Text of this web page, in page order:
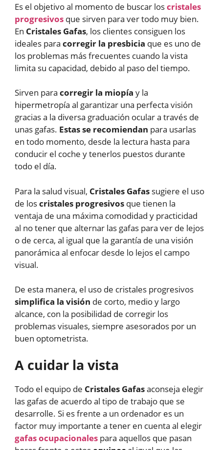
Es el objetivo al momento de buscar loscristales
progresivos que sirven para ver todo muy bien.
En Cristales Gafas, los clientes consiguen los
ideales para corregir la presbicia que es uno de
los problemas más frecuentes cuando la vista
limita su capacidad, debido al paso del tiempo.
Sirven para corregir la miopía y la
hipermetropía al garantizar una perfecta visión
gracias a la diversa graduación ocular a través de
unas gafas. Estas se recomiendan para usarlas
en todo momento, desde la lectura hasta para
conducir el coche y tenerlos puestos durante
todo el día.
Para la salud visual, Cristales Gafas sugiere el uso
de loscristales progresivos que tienen la
ventaja de una máxima comodidad y practicidad
al no tener que alternar las gafas para ver de lejos
o de cerca, al igual que la garantía de una visión
panorámica al enfocar desde lo lejos el campo
visual.
De esta manera, el uso de cristales progresivos
simplifica la visión de corto, medio y largo
alcance, con la posibilidad de corregir los
problemas visuales, siempre asesorados por un
buen optometrista.
A cuidar la vista
Todo el equipo de Cristales Gafasaconseja elegir
las gafas de acuerdo al tipo de trabajo que se
desarrolle. Si es frente a un ordenador es un
factor muy importante a tener en cuenta al elegir
gafas ocupacionales para aquellos que pasan